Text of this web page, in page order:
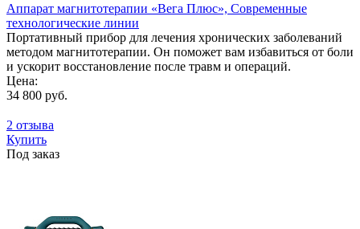
Аппарат магнитотерапии «Вега Плюс», Современные
технологические линии
Портативный прибор для лечения хронических заболеваний
методом магнитотерапии. Он поможет вам избавиться от боли
и ускорит восстановление после травм и операций.
Цена:
34 800 руб.
2 отзыва
Купить
Под заказ